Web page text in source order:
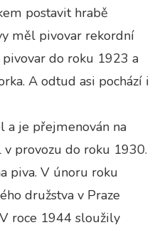
postavit hrabě
měl pivovar rekordní
do roku 1923 a
A odtud asi pochází i
a je přejmenován na
provozu do roku 1930.
piva. V únoru roku
družstva v Praze
roce 1944 sloužily
na
být